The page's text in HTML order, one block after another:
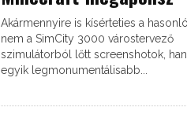
Akármennyire is kísérteties a
nem a SimCity 3000 várostervező
szimulátorból lőtt screenshotok,
egyik legmonumentálisabb...